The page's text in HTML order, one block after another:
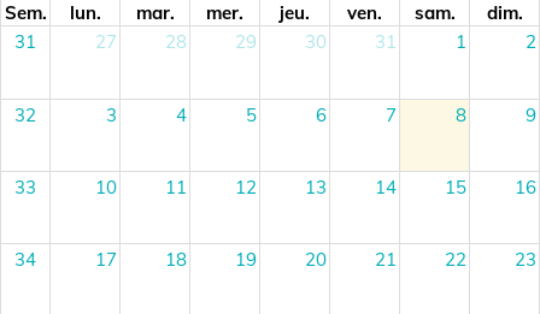
Sem. lun. mar. mer. jeu. ven. sam.
dim.
31
27 28 29 30 31 1 2
32 3 4 5 6 7 8 9
33 10 11 12 13 14 15 16
34 17 18 19 20 21 22 23